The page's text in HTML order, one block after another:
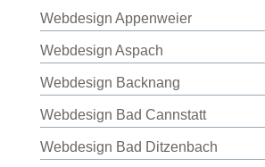
Webdesign Appenweier
Webdesign Aspach
Webdesign Backnang
Webdesign Bad Cannstatt
Webdesign Bad Ditzenbach